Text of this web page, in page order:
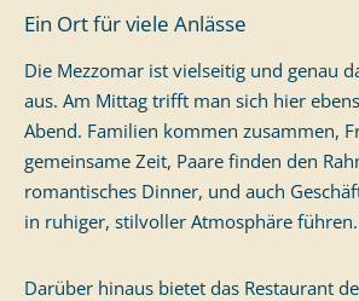
Ein Ort für viele Anlässe
Die Mezzomar ist vielseitig und genau
aus. Am Mittag trifft man sich hier
Abend. Familien kommen zusammen,
gemeinsame Zeit, Paare finden den
romantisches Dinner, und auch
in ruhiger, stilvoller Atmosphäre führen.
Darüber hinaus bietet das Restaurant